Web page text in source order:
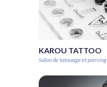
KAROU TATTOO
Salon de tatouage et piercing